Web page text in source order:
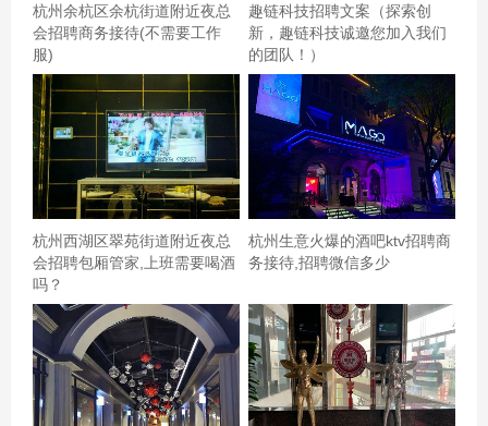
棒，就是周五晚上非常难订位，一定要提前几天
订！！！！东西也很好吃，强烈推荐工作珍珠奶茶，珍珠q
弹，奶味浓郁，可以选择常温也可以调甜度，这点就看起
来专业度满分。除了各种薯条，卤肉饭，还有串串，这个
菜单也是很魔性了～,
杭州余杭区余杭街道附近夜总
会招聘商务接待(不需要工作
服)
趣链科技招聘文案（探索创
新，趣链科技诚邀您加入我们
的团队！）
杭州西湖区翠苑街道附近夜总
会招聘包厢管家,上班需要喝酒
吗？
杭州生意火爆的酒吧ktv招聘商
务接待,招聘微信多少